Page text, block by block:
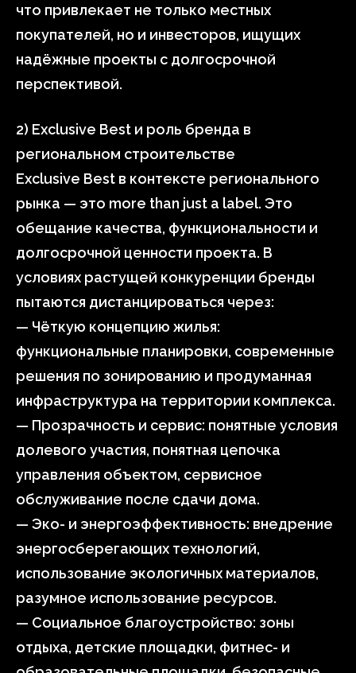
что привлекает не только местных
покупателей, но и инвесторов, ищущих
надёжные проекты с долгосрочной
перспективой.
2) Exclusive Best и роль бренда в
региональном строительстве
Exclusive Best в контексте регионального
рынка — это more than just a label. Это
обещание качества, функциональности и
долгосрочной ценности проекта. В
условиях растущей конкуренции бренды
пытаются дистанцироваться через:
— Чёткую концепцию жилья:
функциональные планировки, современные
решения по зонированию и продуманная
инфраструктура на территории комплекса.
— Прозрачность и сервис: понятные условия
долевого участия, понятная цепочка
управления объектом, сервисное
обслуживание после сдачи дома.
— Эко- и энергоэффективность: внедрение
энергосберегающих технологий,
использование экологичных материалов,
разумное использование ресурсов.
— Социальное благоустройство: зоны
отдыха, детские площадки, фитнес- и